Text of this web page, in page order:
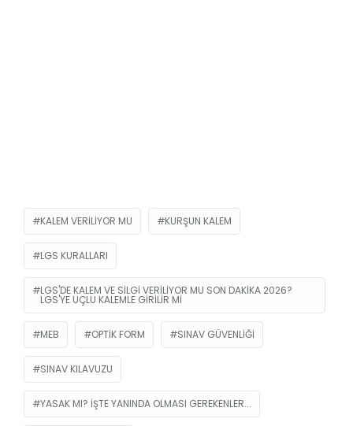
KALEM VERILIYOR MU KURŞUN KALEM
LGS KURALLARI
LGS'DE KALEM VE SILGI VERILIYOR MU SON DAKIKA 2026?
LGS'YE UÇLU KALEMLE GIRILIR MI
MEB OPTIK FORM SINAV GÜVENLIĞI
SINAV KILAVUZU
YASAK MI? İŞTE YANINDA OLMASI GEREKENLER...